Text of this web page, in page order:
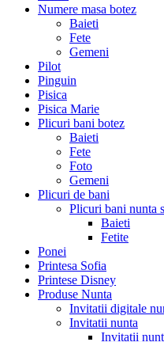
Numere masa botez
Baieti
Fete
Gemeni
Pilot
Pinguin
Pisica
Pisica Marie
Plicuri bani botez
Baieti
Fete
Foto
Gemeni
Plicuri de bani
Plicuri bani nunta
Baieti
Fetite
Ponei
Printesa Sofia
Printese Disney
Produse Nunta
Invitatii digitale
Invitatii nunta
Invitatii